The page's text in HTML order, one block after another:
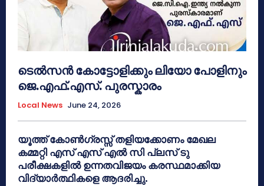
ടെൽസൻ കോട്ടോളിക്കും ലിയോ പോളിനും
ജെ.എഫ്.എസ്. പുരസ്കാരം
Local News June 24, 2026
യൂത്ത് കോൺഗ്രസ്സ് തളിയക്കോണം മേഖല
കമ്മറ്റി എസ് എസ് എൽ സി പ്ലസ് ടു
പരീക്ഷകളിൽ ഉന്നതവിജയം കരസ്ഥമാക്കിയ
വിദ്യാർത്ഥികളെ ആദരിച്ചു.